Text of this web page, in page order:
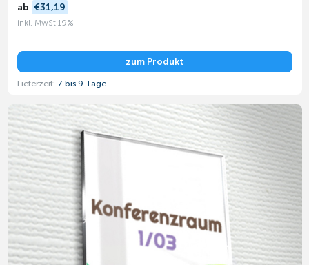
ab €31,19
inkl. MwSt 19%
zum Produkt
Lieferzeit: 7 bis 9 Tage